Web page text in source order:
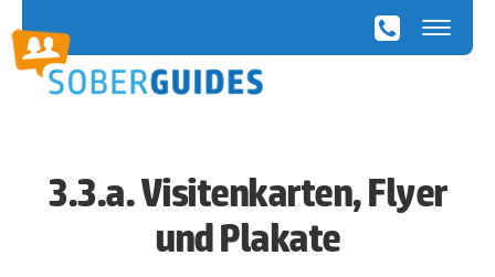
3.3.a. Visitenkarten, Flyer
und Plakate